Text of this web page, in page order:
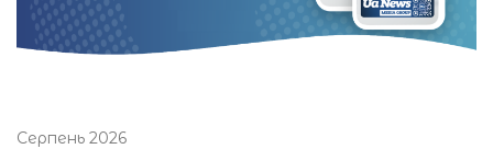
Серпень 2026